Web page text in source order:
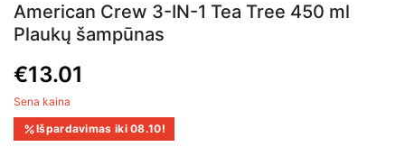
American Crew 3-IN-1 Tea Tree 450 ml
Plaukų šampūnas
€13.01
Sena kaina
Išpardavimas iki 08.10!